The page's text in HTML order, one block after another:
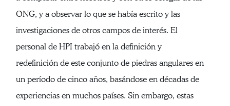
ONG, y a observar lo que se había escrito y las
investigaciones de otros campos de interés. El
personal de HPI trabajó en la definición y
redefinición de este conjunto de piedras angulares en
un período de cinco años, basándose en décadas de
experiencias en muchos países. Sin embargo, estas